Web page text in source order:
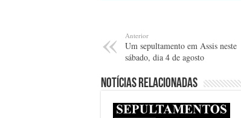
Anterior
Um sepultamento em Assis neste
sábado, dia 4 de agosto
Notícias relacionadas